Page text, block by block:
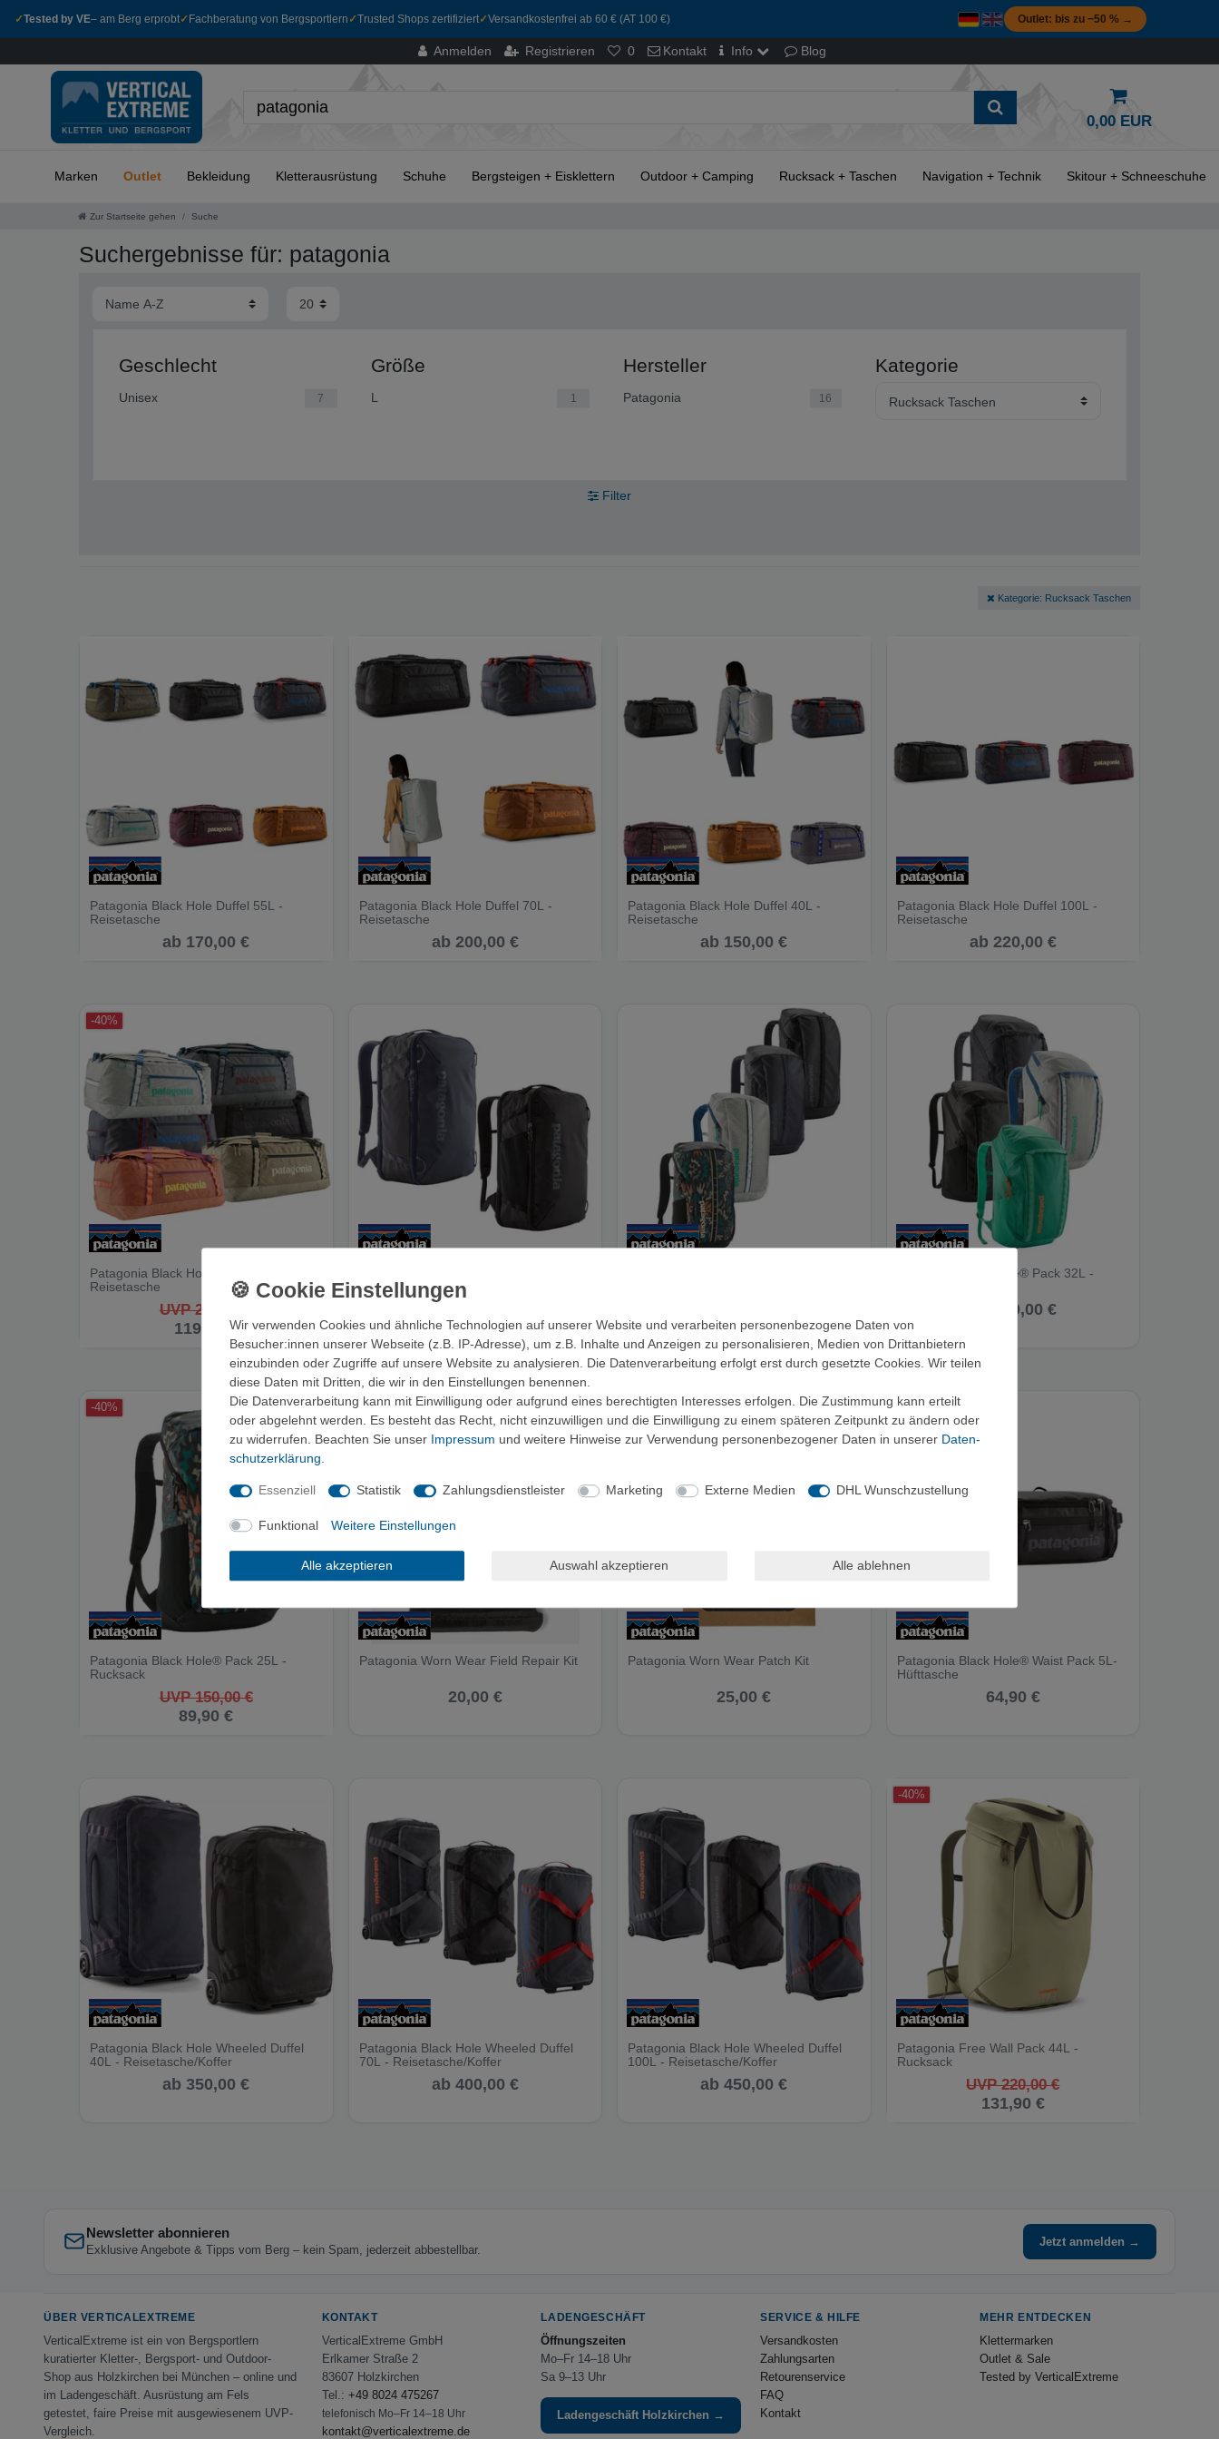
✓Tested by VE– am Berg erprobt✓ Fachberatung von Bergsportlern ✓Trusted Shops zertifiziert✓Versandkostenfrei ab 60 € (AT 100 €) Outlet: bis zu −50 % →
Anmelden Registrieren 0 Kontakt Info Blog
0,00 EUR
Marken Outlet Bekleidung Kletterausrüstung Schuhe Bergsteigen + Eisklettern Outdoor + Camping Rucksack + Taschen Navigation + Technik Skitour + Schneeschuhe
Zur Startseite gehen Suche
Suchergebnisse für: patagonia
Geschlecht
Unisex 7
Größe
L 1
Hersteller
Patagonia 16
Kategorie
Rucksack Taschen
Filter
Kategorie: Rucksack Taschen
Patagonia Black Hole Duffel 55L -
Reisetasche
ab 170,00 €
Patagonia Black Hole Duffel 70L -
Reisetasche
ab 200,00 €
Patagonia Black Hole Duffel 40L -
Reisetasche
ab 150,00 €
Patagonia Black Hole Duffel 100L -
Reisetasche
ab 220,00 €
-40%
Patagonia Black Hole Duffel 70L -
Reisetasche
UVP 200,00 €
119,90 €
Rucksack
Patagonia Black Hole® Pack 32L -
ab 170,00 €
-40%
Patagonia Black Hole® Pack 25L -
Rucksack
UVP 150,00 €
89,90 €
Patagonia Worn Wear Field Repair Kit
20,00 €
Patagonia Worn Wear Patch Kit
25,00 €
Patagonia Black Hole® Waist Pack 5L-
Hüfttasche
64,90 €
Patagonia Black Hole Wheeled Duffel
40L - Reisetasche/Koffer
ab 350,00 €
Patagonia Black Hole Wheeled Duffel
70L - Reisetasche/Koffer
ab 400,00 €
Patagonia Black Hole Wheeled Duffel
100L - Reisetasche/Koffer
ab 450,00 €
-40%
Patagonia Free Wall Pack 44L -
Rucksack
UVP 220,00 €
131,90 €
Newsletter abonnieren
Exklusive Angebote & Tipps vom Berg – kein Spam, jederzeit abbestellbar.
Jetzt anmelden →
ÜBER VERTICALEXTREME
VerticalExtreme ist ein von Bergsportlern
kuratierter Kletter-, Bergsport- und Outdoor-
Shop aus Holzkirchen bei München – online und
im Ladengeschäft. Ausrüstung am Fels
getestet, faire Preise mit ausgewiesenem UVP-
Vergleich.
KONTAKT
VerticalExtreme GmbH
Erlkamer Straße 2
83607 Holzkirchen
Tel.: +49 8024 475267
telefonisch Mo–Fr 14–18 Uhr
kontakt@verticalextreme.de
LADENGESCHÄFT
Öffnungszeiten
Mo–Fr 14–18 Uhr
Sa 9–13 Uhr
Ladengeschäft Holzkirchen →
SERVICE & HILFE
Versandkosten
Zahlungsarten
Retourenservice
FAQ
Kontakt
MEHR ENTDECKEN
Klettermarken
Outlet & Sale
Tested by VerticalExtreme
Wir verwenden Cookies und ähnliche Technologien auf unserer Website und verarbeiten personenbezogene Daten von
Besucher:innen unserer Webseite (z.B. IP-Adresse), um z.B. Inhalte und Anzeigen zu personalisieren, Medien von Drittanbietern
einzubinden oder Zugriffe auf unsere Website zu analysieren. Die Datenverarbeitung erfolgt erst durch gesetzte Cookies. Wir teilen
diese Daten mit Dritten, die wir in den Einstellungen benennen.
Die Datenverarbeitung kann mit Einwilligung oder aufgrund eines berechtigten Interesses erfolgen. Die Zustimmung kann erteilt
oder abgelehnt werden. Es besteht das Recht, nicht einzuwilligen und die Einwilligung zu einem späteren Zeitpunkt zu ändern oder
zu widerrufen. Beachten Sie unser Impressum und weitere Hinweise zur Verwendung personenbezogener Daten in unserer Daten­
schutz­erklärung.
Essenziell Statistik Zahlungsdienstleister Marketing Externe Medien DHL Wunschzustellung
Funktional Weitere Einstellungen
Alle akzeptieren Auswahl akzeptieren Alle ablehnen